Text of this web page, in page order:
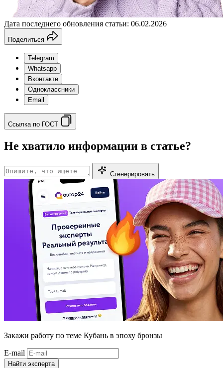
Дата последнего обновления статьи: 06.02.2026
Поделиться
Telegram
Whatsapp
Вконтакте
Одноклассники
Email
Ссылка по ГОСТ
Не хватило информации в статье?
Сгенерировать
Закажи работу по теме Кубань в эпоху бронзы
E-mail
Найти эксперта